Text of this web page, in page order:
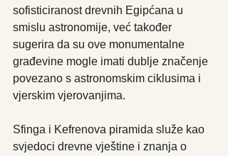
sofisticiranost drevnih Egipćana u
smislu astronomije, već također
sugerira da su ove monumentalne
građevine mogle imati dublje značenje
povezano s astronomskim ciklusima i
vjerskim vjerovanjima.
Sfinga i Kefrenova piramida služe kao
svjedoci drevne vještine i znanja o